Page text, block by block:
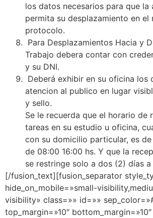
los datos necesarios para que
permita su desplazamiento en el
protocolo.
Para Desplazamientos Hacia y
Trabajo debera contar con
y su DNI.
Deberá exhibir en su oficina los
atencion al publico en lugar
y sello.
Se le recuerda que el horario de
tareas en su estudio u oficina,
con su domicilio particular, es
de 08:00 16:00 hs. Y que la
se restringe solo a dos (2) días a
[/fusion_text][fusion_separator
hide_on_mobile=»small-
visibility» class=»» id=»»
top_margin=»10″